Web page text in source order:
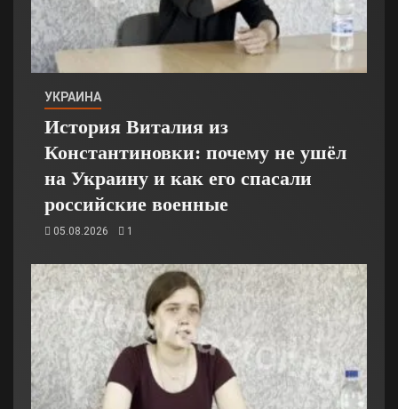
УКРАИНА
История Виталия из
Константиновки: почему не ушёл
на Украину и как его спасали
российские военные
05.08.2026 1